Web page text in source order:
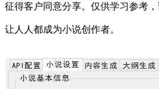
征得客户同意分享。仅供学习参考，
让人人都成为小说创作者。